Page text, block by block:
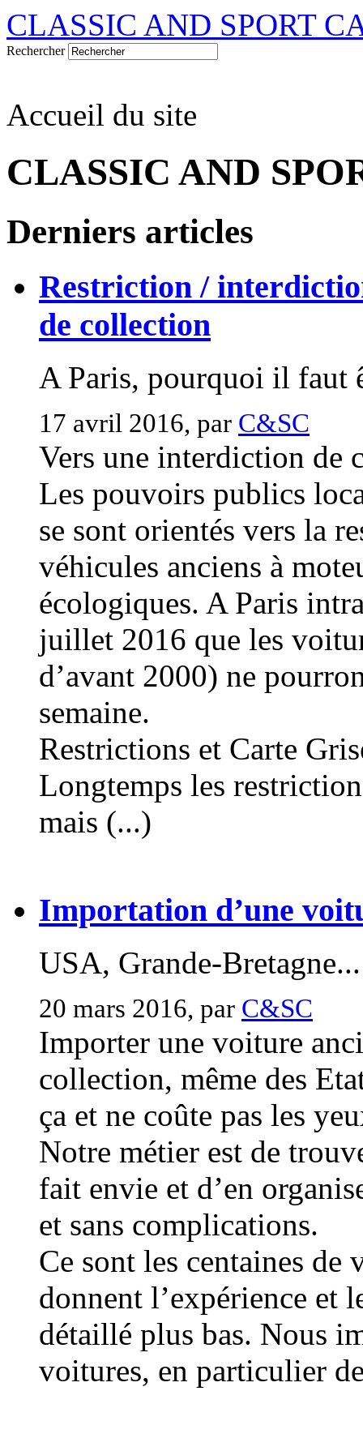
CLASSIC AND SPORT
Rechercher
Accueil du site
CLASSIC AND
Derniers articles
Restriction /
de collection
A Paris, pourquoi il faut
17 avril 2016, par C&SC
Vers une interdiction de
Les pouvoirs publics
se sont orientés vers la
véhicules anciens à
écologiques. A Paris
juillet 2016 que les
d’avant 2000) ne
semaine.
Restrictions et Carte
Longtemps les
mais (...)
Importation d’une
USA, Grande-Bretagne...
20 mars 2016, par C&SC
Importer une voiture
collection, même des
ça et ne coûte pas les
Notre métier est de
fait envie et d’en
et sans complications.
Ce sont les centaines
donnent l’expérience et
détaillé plus bas. Nous
voitures, en particulier